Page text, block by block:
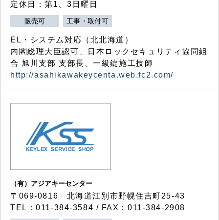
定休日：第1、3日曜日
販売可 工事・取付可
EL・システム対応（北北海道）
内閣総理大臣認可、日本ロックセキュリティ協同組
合 旭川支部 支部長、一級錠施工技師
http://asahikawakeycenta.web.fc2.com/
（有）アジアキーセンター
〒069-0816 北海道江別市野幌住吉町25-43
TEL：011-384-3584 / FAX：011-384-2908